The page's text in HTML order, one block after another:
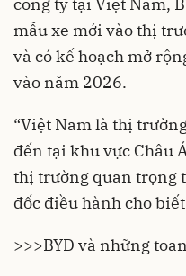
công ty tại Việt Nam,
mẫu xe mới vào thị
và có kế hoạch mở
vào năm 2026.
“Việt Nam là thị
đến tại khu vực Châu
thị trường quan trọng
đốc điều hành cho
>>>BYD và những